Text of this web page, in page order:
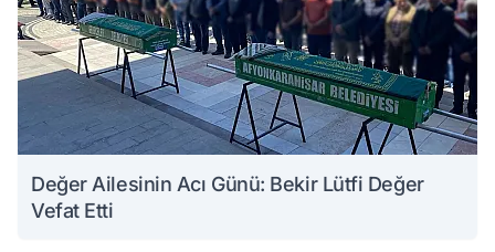
Değer Ailesinin Acı Günü: Bekir Lütfi Değer
Vefat Etti